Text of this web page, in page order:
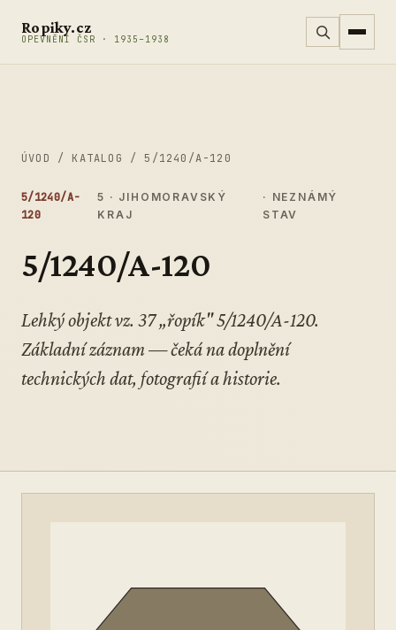
Ropiky.cz
OPEVNĚNÍ ČSR · 1935–1938
ÚVOD / KATALOG / 5/1240/A-120
5/1240/A-
120
5 · JIHOMORAVSKÝ
KRAJ
· NEZNÁMÝ
STAV
5/1240/A-120
Lehký objekt vz. 37 „řopík" 5/1240/A-120.
Základní záznam — čeká na doplnění
technických dat, fotografií a historie.